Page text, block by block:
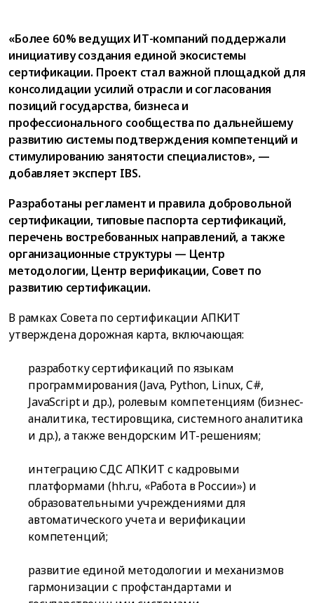
«Более 60% ведущих ИТ-компаний поддержали
инициативу создания единой экосистемы
сертификации. Проект стал важной площадкой для
консолидации усилий отрасли и согласования
позиций государства, бизнеса и
профессионального сообщества по дальнейшему
развитию системы подтверждения компетенций и
стимулированию занятости специалистов», —
добавляет эксперт IBS.
Разработаны регламент и правила добровольной
сертификации, типовые паспорта сертификаций,
перечень востребованных направлений, а также
организационные структуры — Центр
методологии, Центр верификации, Совет по
развитию сертификации.
В рамках Совета по сертификации АПКИТ
утверждена дорожная карта, включающая:
разработку сертификаций по языкам
программирования (Java, Python, Linux, C#,
JavaScript и др.), ролевым компетенциям (бизнес-
аналитика, тестировщика, системного аналитика
и др.), а также вендорским ИТ-решениям;
интеграцию СДС АПКИТ с кадровыми
платформами (hh.ru, «Работа в России») и
образовательными учреждениями для
автоматического учета и верификации
компетенций;
развитие единой методологии и механизмов
гармонизации с профстандартами и